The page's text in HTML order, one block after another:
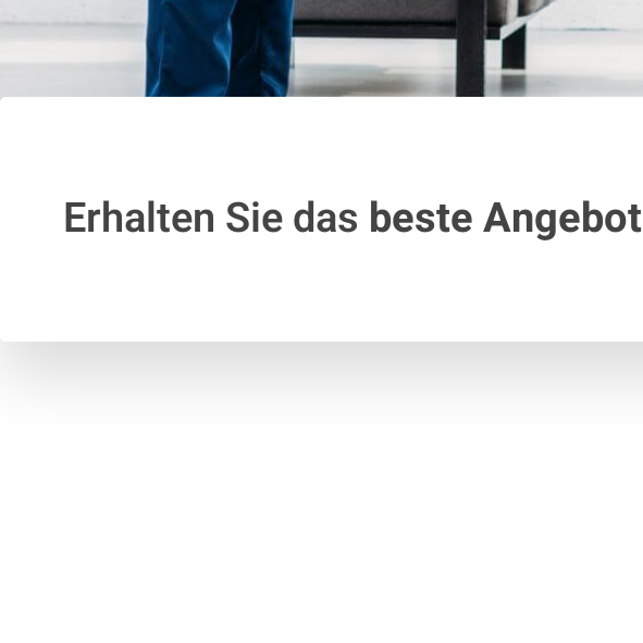
Erhalten Sie das beste Angebot